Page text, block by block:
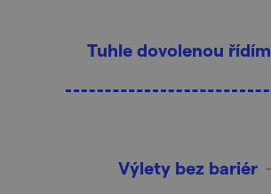
Tuhle dovolenou
Výlety bez bariér